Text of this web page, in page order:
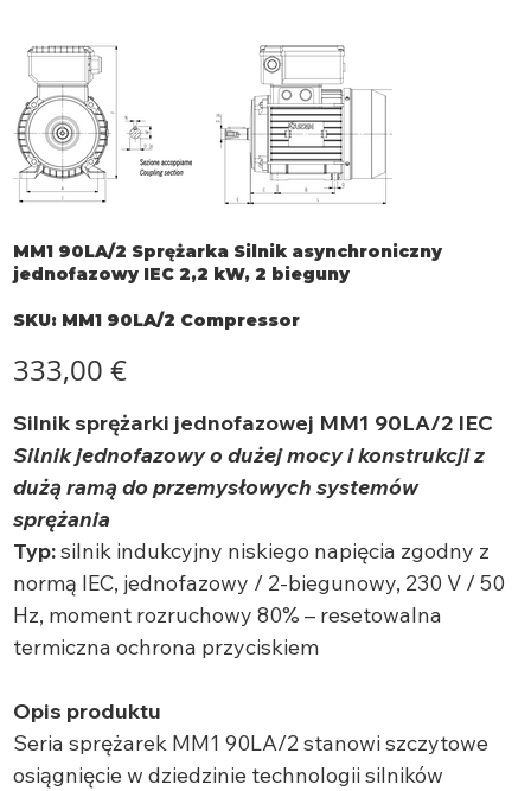
MM1 90LA/2 Sprężarka Silnik asynchroniczny
jednofazowy IEC 2,2 kW, 2 bieguny
SKU: SKU
MM1
MM1 90LA/2 Compressor
333,00 €
Silnik sprężarki jednofazowej MM1 90LA/2 IEC
Silnik jednofazowy o dużej mocy i konstrukcji z
dużą ramą do przemysłowych systemów
sprężania
Typ:silnik indukcyjny niskiego napięcia zgodny z
normą IEC, jednofazowy / 2-biegunowy, 230 V / 50
Hz, moment rozruchowy 80% – resetowalna
termiczna ochrona przyciskiem
Opis produktu
Seria sprężarek MM1 90LA/2 stanowi szczytowe
osiągnięcie w dziedzinie technologii silników